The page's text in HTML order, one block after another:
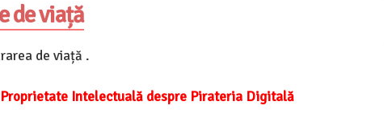
de viață
de viață .
Intelectuală despre Pirateria Digitală